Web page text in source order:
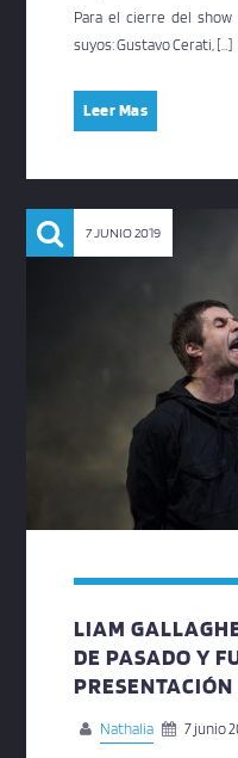
Para el cierre del
suyos: Gustavo Cerati, […]
Leer Mas
7 JUNIO 2019
LIAM
DE PASADO Y
PRESENTACIÓN
Nathalia 7 junio